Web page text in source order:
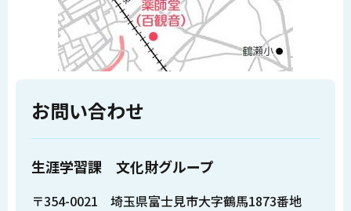
お問い合わせ
生涯学習課 文化財グループ
〒354-0021 埼玉県富士見市大字鶴馬1873番地